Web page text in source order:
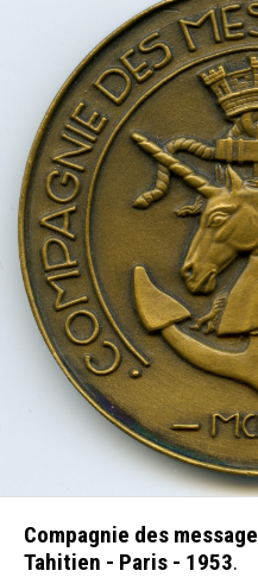
Compagnie des
Tahitien - Paris - 1953.